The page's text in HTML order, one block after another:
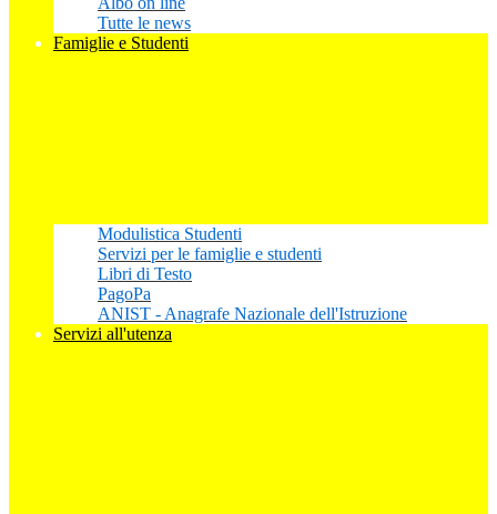
Tutte le news
Famiglie e Studenti
Modulistica Studenti
Servizi per le famiglie e studenti
Libri di Testo
PagoPa
ANIST - Anagrafe Nazionale dell'Istruzione
Servizi all'utenza